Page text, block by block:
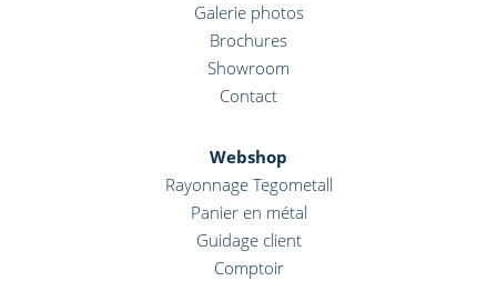
Galerie photos
Brochures
Showroom
Contact
Webshop
Rayonnage Tegometall
Panier en métal
Guidage client
Comptoir